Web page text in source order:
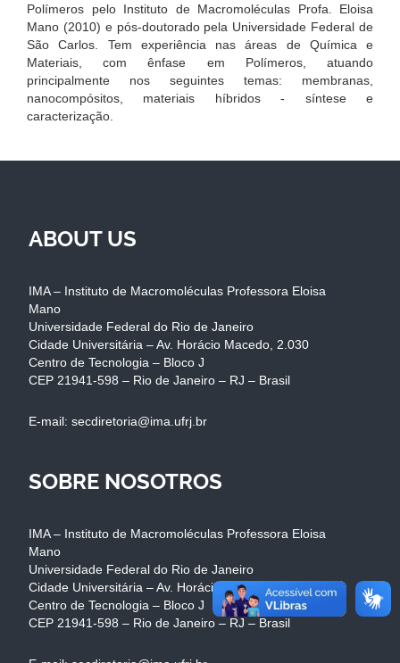
Polímeros pelo Instituto de Macromoléculas Profa. Eloisa
Mano (2010) e pós-doutorado pela Universidade Federal de
São Carlos. Tem experiência nas áreas de Química e
Materiais, com ênfase em Polímeros, atuando
principalmente nos seguintes temas: membranas,
nanocompósitos, materiais híbridos - síntese e
caracterização.
ABOUT US
IMA – Instituto de Macromoléculas Professora Eloisa
Mano
Universidade Federal do Rio de Janeiro
Cidade Universitária – Av. Horácio Macedo, 2.030
Centro de Tecnologia – Bloco J
CEP 21941-598 – Rio de Janeiro – RJ – Brasil
E-mail: secdiretoria@ima.ufrj.br
SOBRE NOSOTROS
IMA – Instituto de Macromoléculas Professora Eloisa
Mano
Universidade Federal do Rio de Janeiro
Cidade Universitária – Av. Horácio Macedo, 2.030
Centro de Tecnologia – Bloco J
CEP 21941-598 – Rio de Janeiro – RJ – Brasil